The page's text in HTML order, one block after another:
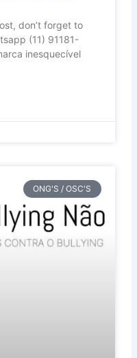
don’t forget to
(11) 91181-
inesquecível
ONG'S / OSC'S